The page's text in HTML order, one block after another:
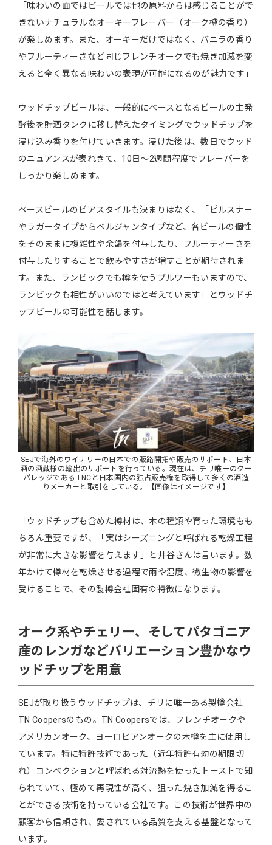
「味わいの面ではビールでは他の原料からは感じることがで
きないナチュラルなオーキーフレーバー（オーク樽の香り）
が楽しめます。また、オーキーだけではなく、バニラの香り
やフルーティーさなど同じフレンチオークでも焼き加減を変
えると全く異なる味わいの表現が可能になるのが魅力です」
ウッドチップビールは、一般的にベースとなるビールの主発
酵後を貯酒タンクに移し替えたタイミングでウッドチップを
浸け込み香りを付けていきます。浸けた後は、数日でウッド
のニュアンスが表れきて、10日～2週間程度でフレーバーを
しっかり楽しめます。
ベースビールのビアスタイルも決まりはなく、「ピルスナー
やラガータイプからベルジャンタイプなど、各ビールの個性
をそのままに複雑性や余韻を付与したり、フルーティーさを
付与したりすることで飲みやすさが増すことが期待されま
す。また、ランビックでも樽を使うブルワーもいますので、
ランビックも相性がいいのではと考えています」とウッドチ
ップビールの可能性を話します。
SEJで海外のワイナリーの日本での販路開拓や販売のサポート、日本
酒の酒蔵様の輸出のサポートを行っている。現在は、チリ唯一のクー
パレッジであるTNCと日本国内の独占販売権を取得して多くの酒造
りメーカーと取引をしている。【画像はイメージです】
「ウッドチップも含めた樽材は、木の種類や育った環境もも
ちろん重要ですが、「実はシーズニングと呼ばれる乾燥工程
が非常に大きな影響を与えます」と井谷さんは言います。数
年かけて樽材を乾燥させる過程で雨や湿度、微生物の影響を
受けることで、その製樽会社固有の特徴になります。
オーク系やチェリー、そしてパタゴニア
産のレンガなどバリエーション豊かなウ
ッドチップを用意
SEJが取り扱うウッドチップは、チリに唯一ある製樽会社
TN Coopersのもの。TN Coopersでは、フレンチオークや
アメリカンオーク、ヨーロピアンオークの木樽を主に使用し
ています。特に特許技術であった（近年特許有効の期限切
れ）コンベクションと呼ばれる対流熱を使ったトーストで知
られていて、極めて再現性が高く、狙った焼き加減を得るこ
とができる技術を持っている会社です。この技術が世界中の
顧客から信頼され、愛されている品質を支える基盤となって
います。